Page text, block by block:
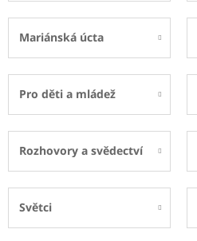
Mariánská úcta
Pro děti a mládež
Rozhovory a svědectví
Světci